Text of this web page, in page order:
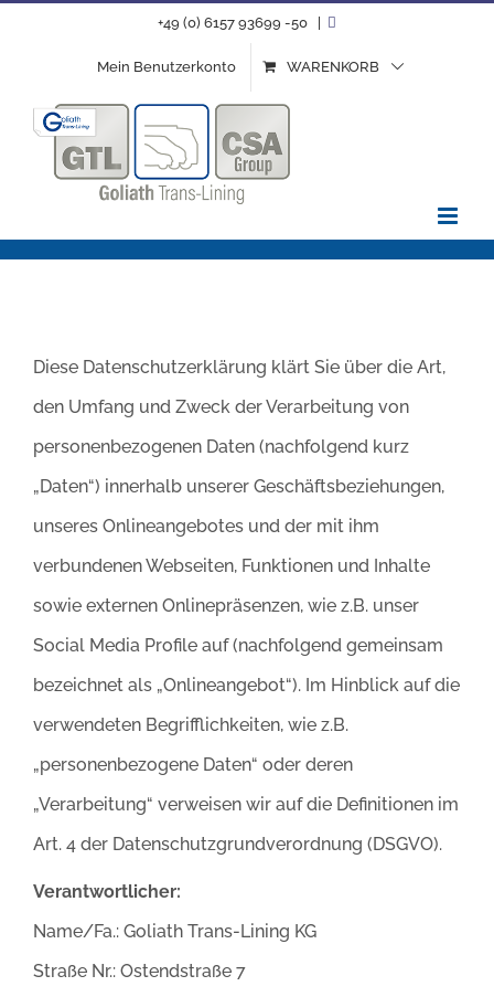
+49 (0) 6157 93699 -50
Mein Benutzerkonto WARENKORB
Datenschutzerklärung
Diese Datenschutzerklärung klärt Sie über die Art,
den Umfang und Zweck der Verarbeitung von
personenbezogenen Daten (nachfolgend kurz
„Daten“) innerhalb unserer Geschäftsbeziehungen,
unseres Onlineangebotes und der mit ihm
verbundenen Webseiten, Funktionen und Inhalte
sowie externen Onlinepräsenzen, wie z.B. unser
Social Media Profile auf (nachfolgend gemeinsam
bezeichnet als „Onlineangebot“). Im Hinblick auf die
verwendeten Begrifflichkeiten, wie z.B.
„personenbezogene Daten“ oder deren
„Verarbeitung“ verweisen wir auf die Definitionen im
Art. 4 der Datenschutzgrundverordnung (DSGVO).
Verantwortlicher:
Name/Fa.: Goliath Trans-Lining KG
Straße Nr.: Ostendstraße 7